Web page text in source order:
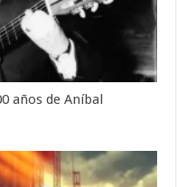
años de Aníbal